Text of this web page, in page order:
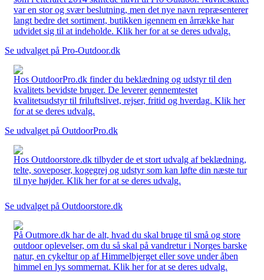
var en stor og svær beslutning, men det nye navn repræsenterer
langt bedre det sortiment, butikken igennem en årrække har
udvidet sig til at indeholde. Klik her for at se deres udvalg.
Se udvalget på Pro-Outdoor.dk
Hos OutdoorPro.dk finder du beklædning og udstyr til den
kvalitets bevidste bruger. De leverer gennemtestet
kvalitetsudstyr til friluftslivet, rejser, fritid og hverdag. Klik her
for at se deres udvalg.
Se udvalget på OutdoorPro.dk
Hos Outdoorstore.dk tilbyder de et stort udvalg af beklædning,
telte, soveposer, kogegrej og udstyr som kan løfte din næste tur
til nye højder. Klik her for at se deres udvalg.
Se udvalget på Outdoorstore.dk
På Outmore.dk har de alt, hvad du skal bruge til små og store
outdoor oplevelser, om du så skal på vandretur i Norges barske
natur, en cykeltur op af Himmelbjerget eller sove under åben
himmel en lys sommernat. Klik her for at se deres udvalg.